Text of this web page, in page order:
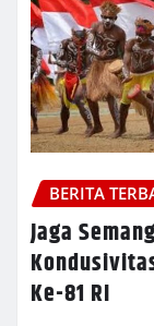
BERITA
Jaga
Ke-81 RI